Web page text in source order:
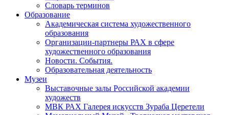
Словарь терминов
Образование
Академическая система художественного
образования
Организации-партнеры РАХ в сфере
художественного образования
Новости. События.
Образовательная деятельность
Музеи
Выставочные залы Российской академии
художеств
МВК РАХ Галерея искусств Зураба Церетели